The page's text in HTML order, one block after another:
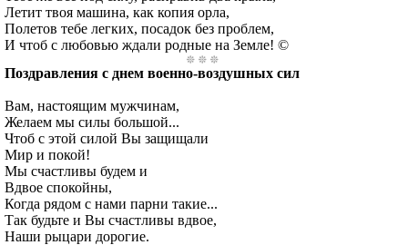
Летит твоя машина, как копия орла,
Полетов тебе легких, посадок без проблем,
И чтоб с любовью ждали родные на Земле! ©
Поздравления с днем военно-воздушных сил
Вам, настоящим мужчинам,
Желаем мы силы большой...
Чтоб с этой силой Вы защищали
Мир и покой!
Мы счастливы будем и
Вдвое спокойны,
Когда рядом с нами парни такие...
Так будьте и Вы счастливы вдвое,
Наши рыцари дорогие.